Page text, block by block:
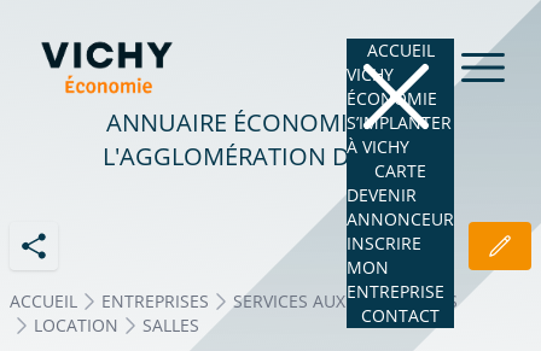
ACCUEIL
VICHY
ÉCONOMIE
S’IMPLANTER
À VICHY
CARTE
DEVENIR
ANNONCEUR
INSCRIRE
MON
ENTREPRISE
CONTACT
ANNUAIRE ÉCONOMIQUE DE
L'AGGLOMÉRATION DE VICHY
ACCUEIL ENTREPRISES
SERVICES AUX ENTREPRISES
LOCATION
SALLES